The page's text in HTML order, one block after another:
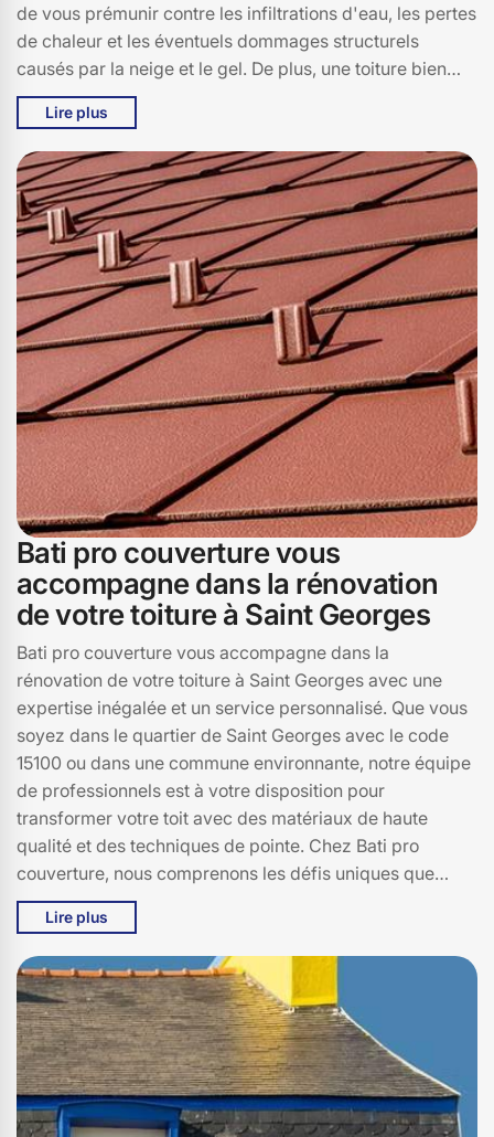
de vous prémunir contre les infiltrations d'eau, les pertes
de chaleur et les éventuels dommages structurels
causés par la neige et le gel. De plus, une toiture bien
entretenue améliore l'efficacité énergétique de votre
maison, vous permettant de réaliser des économies sur
vos factures de chauffage. Ne prenez pas le risque de
subir des désagréments cet hiver à Saint Georges.
Faites appel à Bati pro couverture pour une rénovation
de toiture de qualité, et assurez-vous une tranquillité
d'esprit tout au long de la saison froide. Profitez de notre
expertise pour aborder l'hiver sereinement.
Lire plus
Bati pro couverture vous
accompagne dans la rénovation
de votre toiture à Saint Georges
Bati pro couverture vous accompagne dans la
rénovation de votre toiture à Saint Georges avec une
expertise inégalée et un service personnalisé. Que vous
soyez dans le quartier de Saint Georges avec le code
15100 ou dans une commune environnante, notre équipe
de professionnels est à votre disposition pour
transformer votre toit avec des matériaux de haute
qualité et des techniques de pointe. Chez Bati pro
couverture, nous comprenons les défis uniques que
présentent les toitures de Saint Georges. C'est pourquoi
nous offrons des solutions adaptées à vos besoins
spécifiques, que ce soit pour des réparations mineures
ou des rénovations complètes. Faites confiance à Bati
pro couverture pour une toiture durable et esthétique,
qui résistera aux intempéries de Saint Georges et vous
apportera tranquillité d'esprit. Contactez-nous dès
aujourd'hui pour un devis personnalisé et découvrez
pourquoi tant de résidents de Saint Georges, 15100, nous
Lire plus